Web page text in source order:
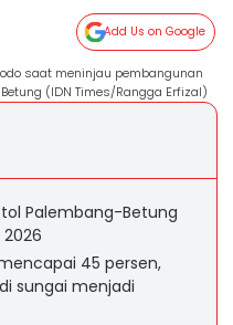
Add Us on Google
saat meninjau pembangunan
(IDN Times/Rangga Erfizal)
Palembang-Betung
45 persen,
sungai menjadi